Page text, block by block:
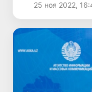
25 ноя 2022,